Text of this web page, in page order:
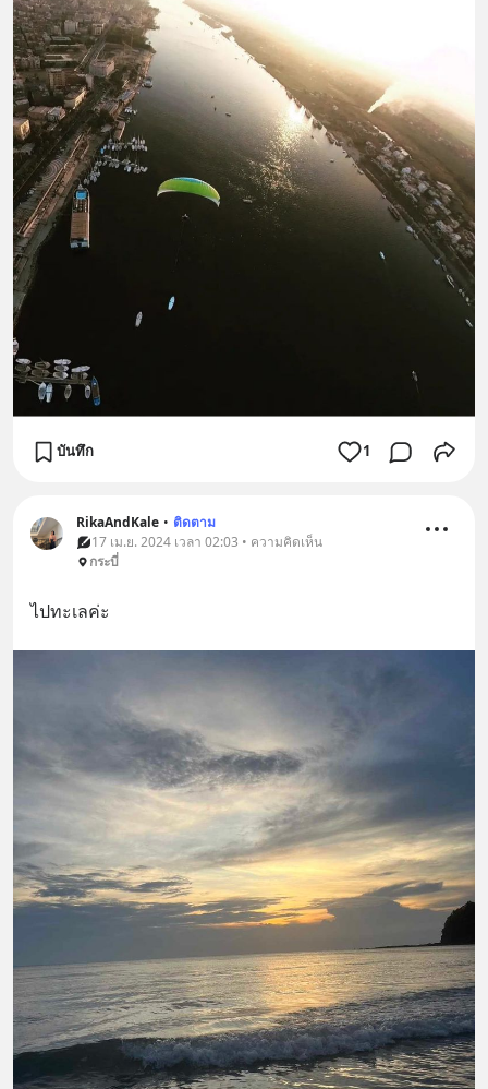
บันทึก 1
RikaAndKale • ติดตาม
17 เม.ย. 2024 เวลา 02:03 • ความคิดเห็น
กระบี่
ไปทะเลค่ะ